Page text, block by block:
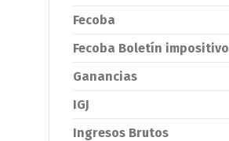
Fecoba
Fecoba Boletín impositivo
Ganancias
IGJ
Ingresos Brutos